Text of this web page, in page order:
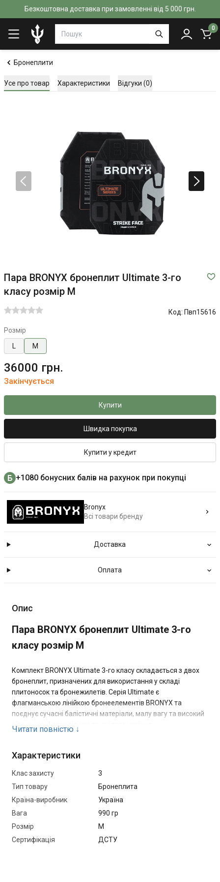
Безкоштовна доставка при замовленні від 5 000 грн.
0
Бронеплити
Усе про товар Характеристики Відгуки (0)
Пара BRONYX бронеплит Ultimate 3-го
класу розмір M
Код: Пвп15616
Розмір
L
M
36000 грн.
Закінчується
Купити
Швидка покупка
Купити у кредит
+1080 бонусних балів на рахунок при покупці
Bronyx
Всі товари бренду
Доставка
Оплата
Опис
Пара BRONYX бронеплит Ultimate 3-го
класу розмір M
Комплект BRONYX Ultimate 3-го класу складається з двох
бронеплит, призначених для використання у складі
плитоносок та бронежилетів. Серія Ultimate є
флагманською лінійкою бронеелементів BRONYX та
поєднує сучасні балістичні матеріали, малу вагу та високий
рівень комфорту під час тривалого носіння.
поліетилену (НВМПЕ) від провідних світових виробників
Використання сучасних композитних матеріалів дозволило
створити одну з найлегших плит у лінійці жорстких
бронеелементів BRONYX при збереженні необхідного рівня
захисту.
Анатомічний вигин у двох площинах (3D Multi Curved)
забезпечує щільне прилягання до тіла, покращує комфорт
Читати повністю ↓
Характеристики
Клас захисту
3
Тип товару
Бронеплита
Країна-виробник
Україна
Вага
990 гр
Розмір
M
Сертифікація
ДСТУ